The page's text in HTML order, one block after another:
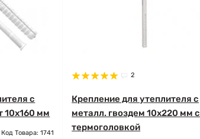
с
10x160 мм
Код Товара: 1741
2
Крепление для утеплителя с
металл. гвоздем 10x220 мм с
термоголовкой